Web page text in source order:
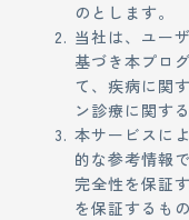
のとします。
当社は、ユー
基づき本プロ
て、疾病に関
ン診療に関す
本サービスに
的な参考情報
完全性を保証
を保証するも